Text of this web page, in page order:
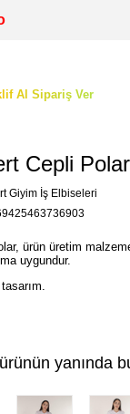
Al Sipariş Ver
Cepli
Giyim İş Elbiseleri
ürün üretim
uygundur.
yanında